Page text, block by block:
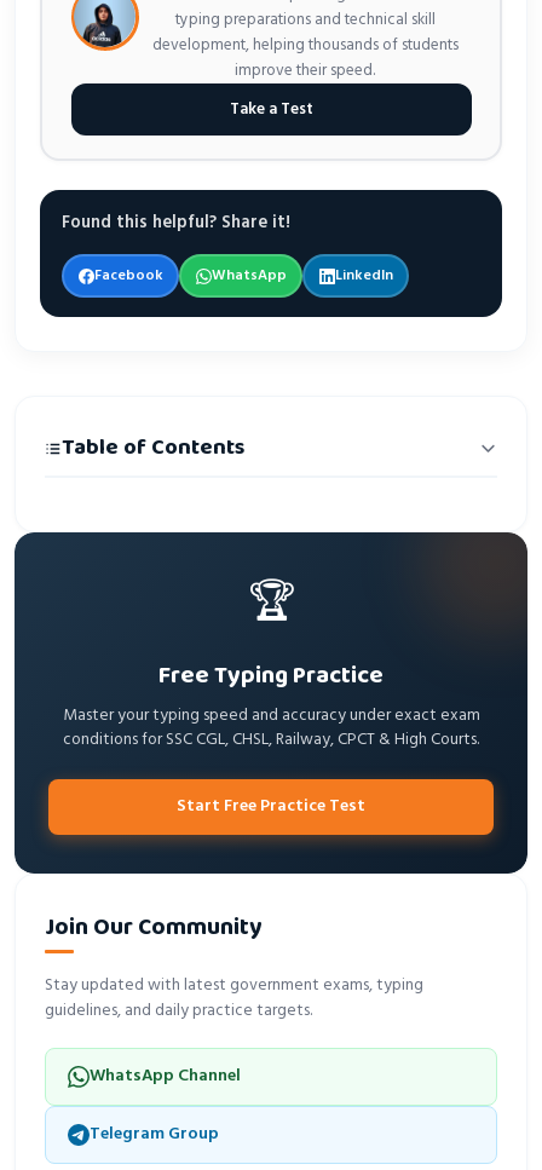
typing preparations and technical skill
development, helping thousands of students
improve their speed.
Take a Test
Found this helpful? Share it!
Facebook WhatsApp LinkedIn
Table of Contents
🏆
Free Typing Practice
Master your typing speed and accuracy under exact exam
conditions for SSC CGL, CHSL, Railway, CPCT & High Courts.
Start Free Practice Test
Join Our Community
Stay updated with latest government exams, typing
guidelines, and daily practice targets.
WhatsApp Channel
Telegram Group